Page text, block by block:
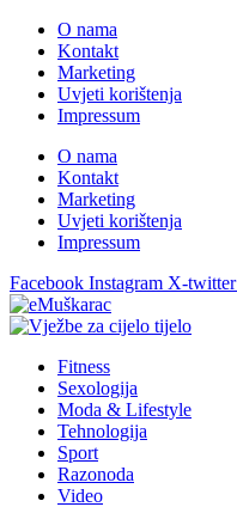
O nama
Kontakt
Marketing
Uvjeti korištenja
Impressum
O nama
Kontakt
Marketing
Uvjeti korištenja
Impressum
Facebook Instagram X-twitter
Fitness
Sexologija
Moda & Lifestyle
Tehnologija
Sport
Razonoda
Video